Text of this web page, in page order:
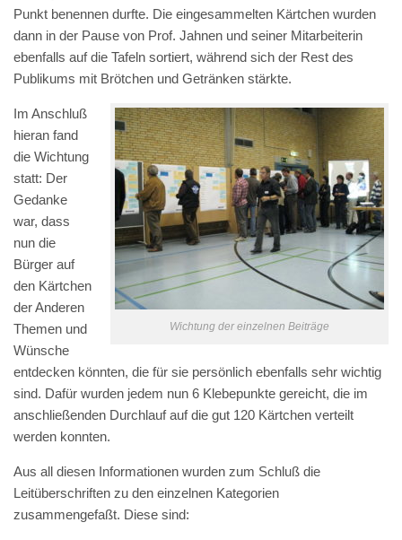
Punkt benennen durfte. Die eingesammelten Kärtchen wurden
dann in der Pause von Prof. Jahnen und seiner Mitarbeiterin
ebenfalls auf die Tafeln sortiert, während sich der Rest des
Publikums mit Brötchen und Getränken stärkte.
Wichtung der einzelnen Beiträge
Im Anschluß
hieran fand
die Wichtung
statt: Der
Gedanke
war, dass
nun die
Bürger auf
den Kärtchen
der Anderen
Themen und
Wünsche
entdecken könnten, die für sie persönlich ebenfalls sehr wichtig
sind. Dafür wurden jedem nun 6 Klebepunkte gereicht, die im
anschließenden Durchlauf auf die gut 120 Kärtchen verteilt
werden konnten.
Aus all diesen Informationen wurden zum Schluß die
Leitüberschriften zu den einzelnen Kategorien
zusammengefaßt. Diese sind: